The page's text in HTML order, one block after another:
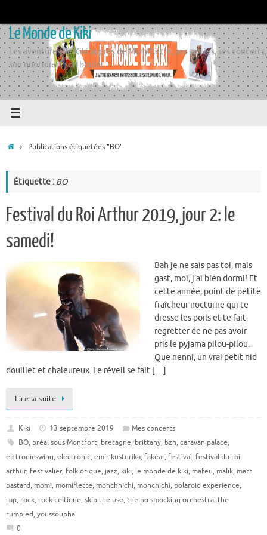
contenu
Le Monde de Kiki
Les aventures de Kiki auprès de Momiflette, ses sorties, ses concerts,
son quotidien, son boulot
AccueilPublications étiquetées "BO"
Étiquette : BO
Festival du Roi Arthur 2019, jour 2: le
samedi!
Bah je ne sais pas toi, mais
gast, moi, j’ai bien dormi! Et
cette année, point de petite
fraîcheur nocturne qui te
dresse les poils et te fait
regretter de ne pas avoir
pris le pyjama pilou-pilou.
Que nenni, un vrai petit nid
douillet et chaleureux. Le réveil se fait […]
Lire la suite
Kiki 13 septembre 2019
Mes concerts
BO, bréal sous Montfort, bretagne, brittany, bzh, caravan palace,
elctronicswing, electronic, emir kusturika, fakear, festival, festival du roi
arthur, festivalier, folklorique, jazz, kiki, le monde de kiki, mafeu, malik, matt
bastard, momi, momiflette, monchhichi, monchichi, polaroid experience,
rap, rock, rock celtique, skip the use, the no smocking orchestra, the
rumpled, youssoupha
0